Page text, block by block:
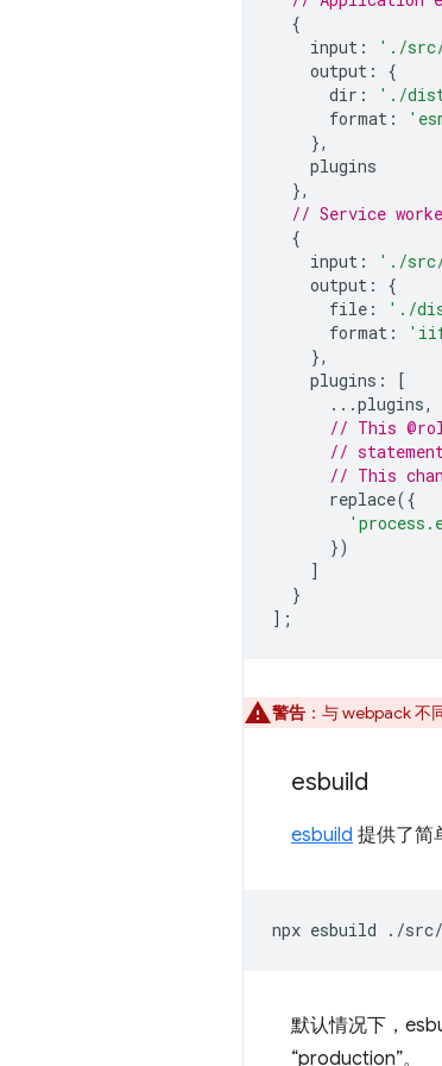
{
input : './
output :
{
dir : './
format :
},
plugins
},
// Service
{
input : './
output :
{
file : './
format :
},
plugins :
[
...plugins,
// This
//
// This
replace({
})
]
}
];
警告 ：与 webpack 不
esbuild
esbuild 提供了简
npx esbuild ./
默认情况下，
“production”。